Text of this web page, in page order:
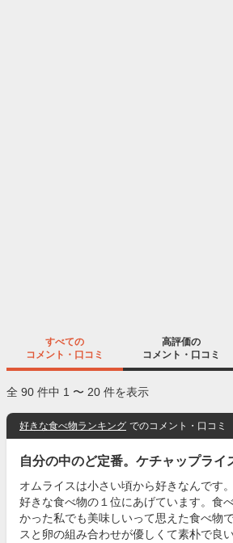
すべての
コメント・口コミ
高評価の
コメント・口コミ
全 90 件中 1 〜 20 件を表示
好きな食べ物ランキング でのコメント・口コミ
自分の中のど定番。ケチャップライ
オムライスは小さい頃から好きなんです
好きな食べ物の１位にあげています。食
かった私でも美味しいって思えた食べ物
スと卵の組み合わせが優しくて素朴で良